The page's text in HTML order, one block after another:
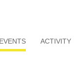
EVENTS ACTIVITY